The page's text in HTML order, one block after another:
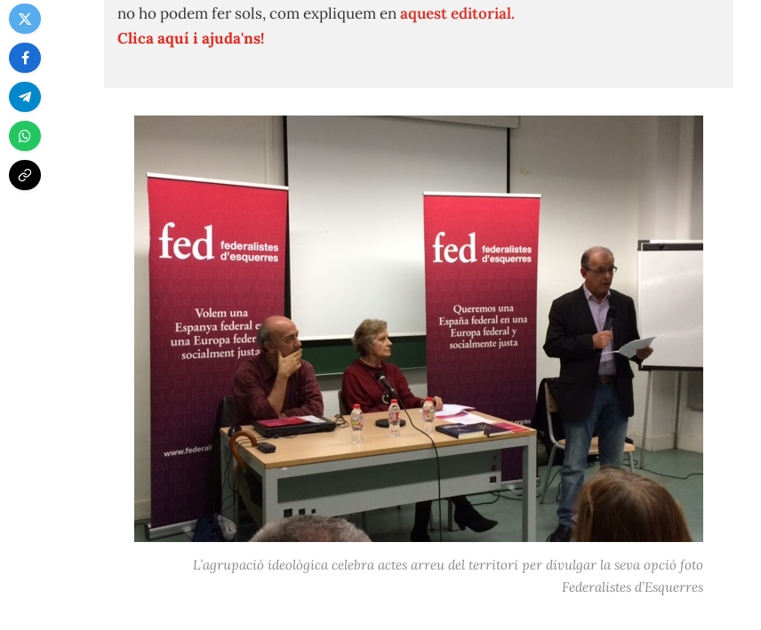
no ho podem fer sols, com expliquem enaquest editorial.
Clica aquí i ajuda'ns!
L’agrupació ideològica celebra actes arreu del territori per divulgar la seva opció foto
Federalistes d’Esquerres